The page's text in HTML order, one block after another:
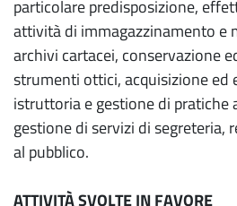
particolare predisposizione,
attività di immagazzinamento e
archivi cartacei, conservazione
strumenti ottici, acquisizione ed
istruttoria e gestione di pratiche
gestione di servizi di segreteria,
al pubblico.
ATTIVITÀ SVOLTE IN FAVORE